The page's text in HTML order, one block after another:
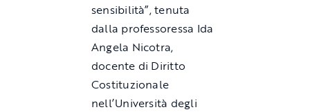
sensibilità”, tenuta
dalla professoressa Ida
Angela Nicotra,
docente di Diritto
Costituzionale
nell’Università degli